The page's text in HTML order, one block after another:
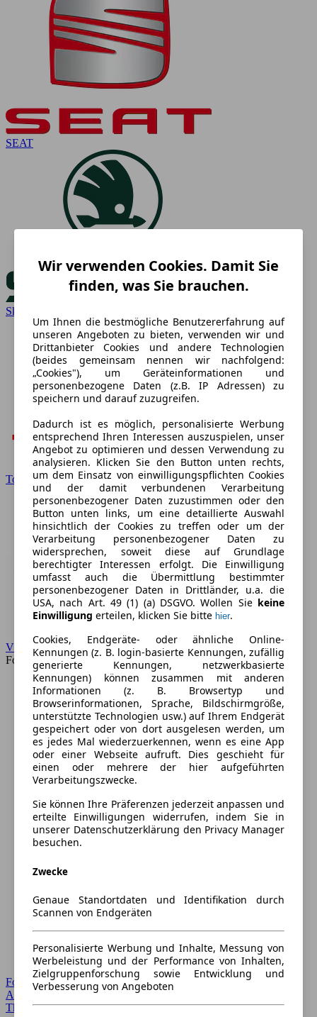
SEAT
Skoda
Toyota
VW
Forum
Forum Startseite
Alle Auto-Foren
Themen-Forum
Wir verwenden Cookies. Damit Sie
finden, was Sie brauchen.
Um Ihnen die bestmögliche Benutzererfahrung auf
unseren Angeboten zu bieten, verwenden wir und
Drittanbieter Cookies und andere Technologien
(beides gemeinsam nennen wir nachfolgend:
„Cookies"), um Geräteinformationen und
personenbezogene Daten (z.B. IP Adressen) zu
speichern und darauf zuzugreifen.
Dadurch ist es möglich, personalisierte Werbung
entsprechend Ihren Interessen auszuspielen, unser
Angebot zu optimieren und dessen Verwendung zu
analysieren. Klicken Sie den Button unten rechts,
um dem Einsatz von einwilligungspflichten Cookies
und der damit verbundenen Verarbeitung
personenbezogener Daten zuzustimmen oder den
Button unten links, um eine detaillierte Auswahl
hinsichtlich der Cookies zu treffen oder um der
Verarbeitung personenbezogener Daten zu
widersprechen, soweit diese auf Grundlage
berechtigter Interessen erfolgt. Die Einwilligung
umfasst auch die Übermittlung bestimmter
personenbezogener Daten in Drittländer, u.a. die
USA, nach Art. 49 (1) (a) DSGVO. Wollen Sie keine
Einwilligung erteilen, klicken Sie bitte hier.
Cookies, Endgeräte- oder ähnliche Online-
Kennungen (z. B. login-basierte Kennungen, zufällig
generierte Kennungen, netzwerkbasierte
Kennungen) können zusammen mit anderen
Informationen (z. B. Browsertyp und
Browserinformationen, Sprache, Bildschirmgröße,
unterstützte Technologien usw.) auf Ihrem Endgerät
gespeichert oder von dort ausgelesen werden, um
es jedes Mal wiederzuerkennen, wenn es eine App
oder einer Webseite aufruft. Dies geschieht für
einen oder mehrere der hier aufgeführten
Verarbeitungszwecke.
Sie können Ihre Präferenzen jederzeit anpassen und
erteilte Einwilligungen widerrufen, indem Sie in
unserer Datenschutzerklärung den Privacy Manager
besuchen.
Zwecke
Genaue Standortdaten und Identifikation durch
Scannen von Endgeräten
Personalisierte Werbung und Inhalte, Messung von
Werbeleistung und der Performance von Inhalten,
Zielgruppenforschung sowie Entwicklung und
Verbesserung von Angeboten